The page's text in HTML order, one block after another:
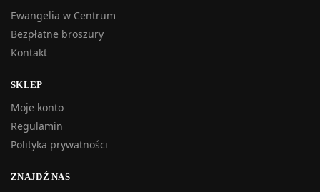
Ewangelia w Centrum
Bezpłatne broszury
Kontakt
SKLEP
Moje konto
Regulamin
Polityka prywatności
ZNAJDŹ NAS